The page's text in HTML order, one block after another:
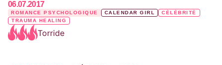
06.07.2017
ROMANCE PSYCHOLOGIQUE CALENDAR GIRL
CÉLÉBRITÉ
TRAUMA HEALING
Torride